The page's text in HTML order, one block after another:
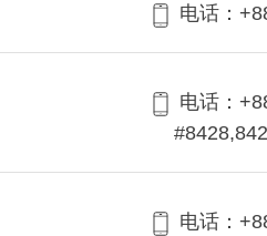
电话：
电话：
电话：